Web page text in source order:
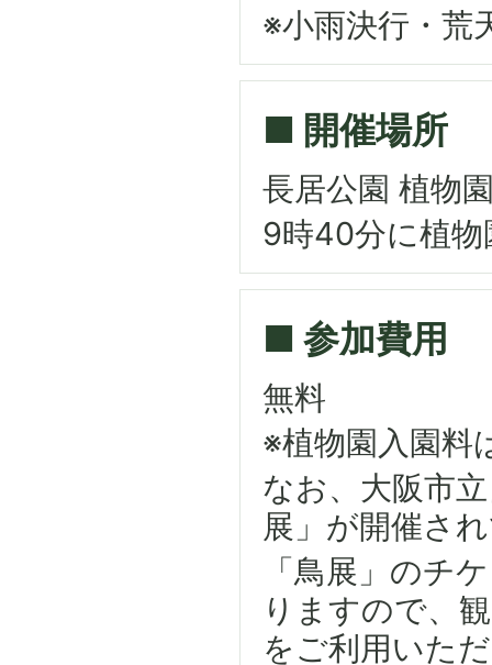
※小雨決行・荒
■ 開催場所
長居公園 植物
9時40分に植
■ 参加費用
無料
※植物園入園料
なお、大阪市
展」が開催さ
「鳥展」のチ
りますので、
をご利用いた